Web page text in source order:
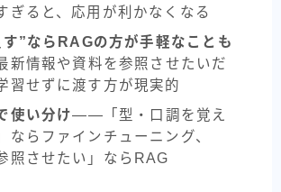
ぎると、応用が利かなくなる
す”ならRAGの方が手軽なことも
情報や資料を参照させたいだ
習せずに渡す方が現実的
使い分け——「型・口調を覚え
ならファインチューニング、
照させたい」ならRAG